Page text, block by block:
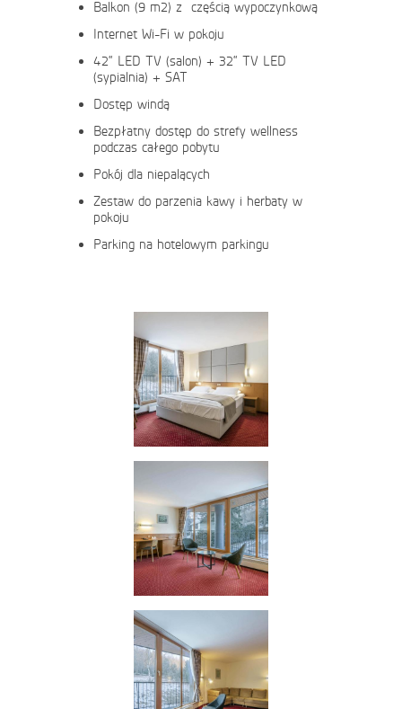
Balkon (9 m2) z częścią wypoczynkową
Internet Wi-Fi w pokoju
42“ LED TV (salon) + 32“ TV LED
(sypialnia) + SAT
Dostęp windą
Bezpłatny dostęp do strefy wellness
podczas całego pobytu
Pokój dla niepalących
Zestaw do parzenia kawy i herbaty w
pokoju
Parking na hotelowym parkingu